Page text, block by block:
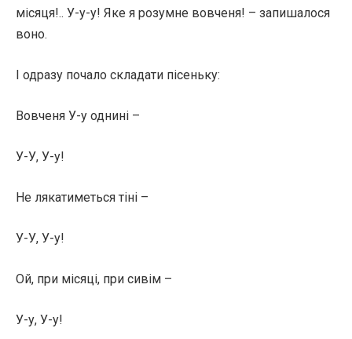
місяця!.. У-у-у! Яке я розумне вовченя! – запишалося
воно.
І одразу почало складати пісеньку:
Вовченя У-у однині –
У-У, У-у!
Не лякатиметься тіні –
У-У, У-у!
Ой, при місяці, при сивім –
У-у, У-у!